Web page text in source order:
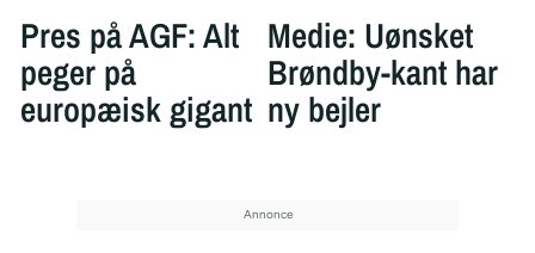
Pres på AGF: Alt
peger på
europæisk gigant
Medie: Uønsket
Brøndby-kant har
ny bejler